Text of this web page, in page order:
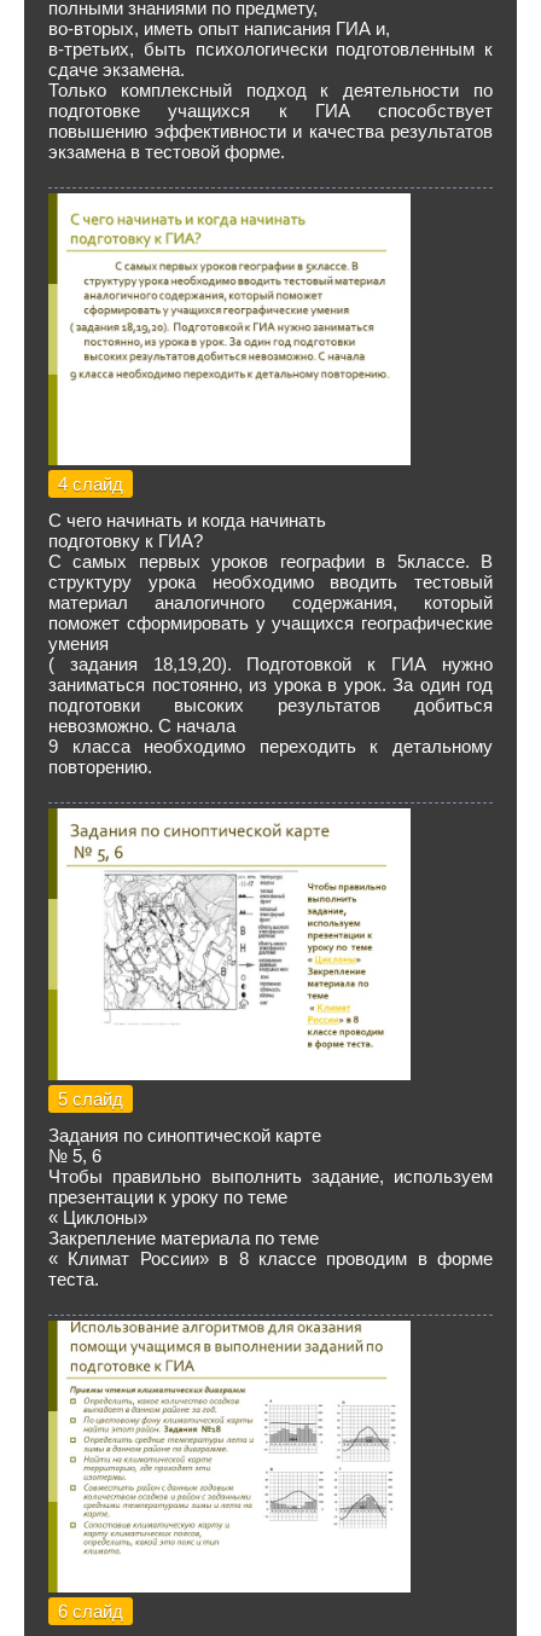
полными знаниями по предмету,
во-вторых, иметь опыт написания ГИА и,
в-третьих, быть психологически подготовленным к
сдаче экзамена.
Только комплексный подход к деятельности по
подготовке учащихся к ГИА способствует
повышению эффективности и качества результатов
экзамена в тестовой форме.
4 слайд
С чего начинать и когда начинать
подготовку к ГИА?
С самых первых уроков географии в 5классе. В
структуру урока необходимо вводить тестовый
материал аналогичного содержания, который
поможет сформировать у учащихся географические
умения
( задания 18,19,20). Подготовкой к ГИА нужно
заниматься постоянно, из урока в урок. За один год
подготовки высоких результатов добиться
невозможно. С начала
9 класса необходимо переходить к детальному
повторению.
5 слайд
Задания по синоптической карте
№ 5, 6
Чтобы правильно выполнить задание, используем
презентации к уроку по теме
« Циклоны»
Закрепление материала по теме
« Климат России» в 8 классе проводим в форме
теста.
6 слайд